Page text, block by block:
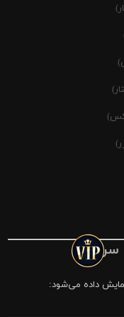
سریع
داده می‌شود: